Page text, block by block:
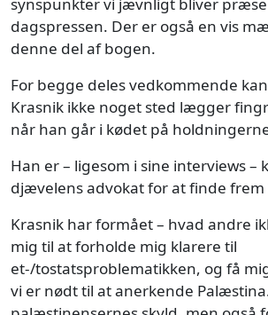
dagspressen. Der er også en vis
denne del af bogen.
For begge deles vedkommende
Krasnik ikke noget sted lægger
når han går i kødet på
Han er – ligesom i sine interviews –
djævelens advokat for at finde frem
Krasnik har formået – hvad andre
mig til at forholde mig klarere til
et-/tostatsproblematikken, og få
vi er nødt til at anerkende